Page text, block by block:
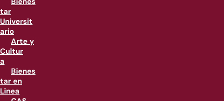
tar
Universit
ario
Arte y
Cultur
a
Bienes
tar en
Linea